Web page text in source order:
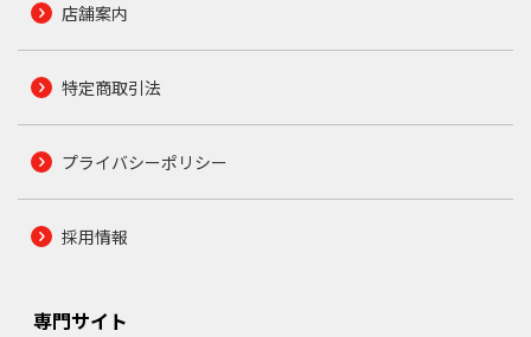
店舗案内
特定商取引法
プライバシーポリシー
採用情報
専門サイト